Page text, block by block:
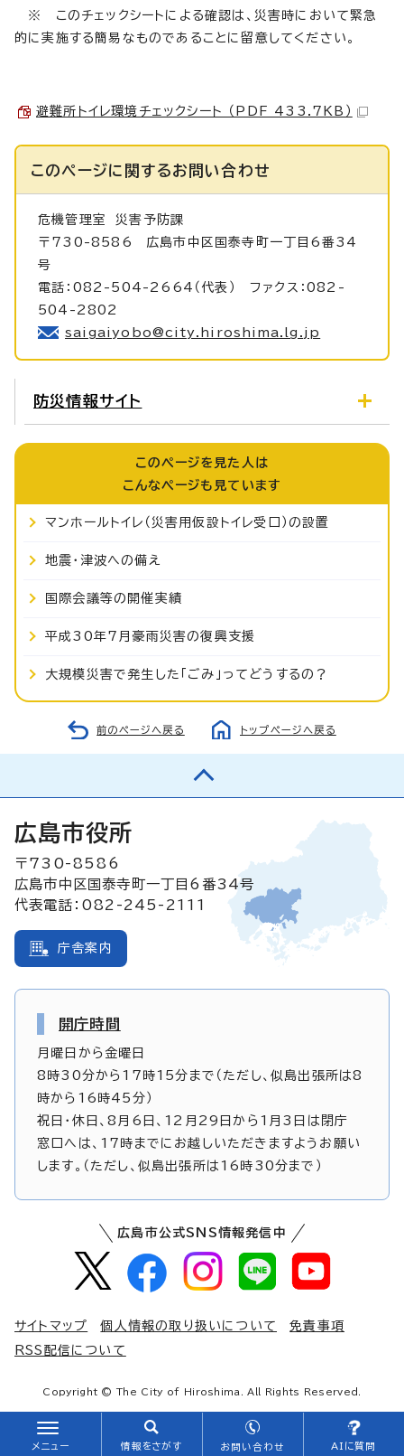
※ このチェックシートによる確認は、災害時において緊急
的に実施する簡易なものであることに留意してください。
避難所トイレ環境チェックシート （PDF 433.7KB）
このページに関するお問い合わせ
危機管理室 災害予防課
〒730-8586 広島市中区国泰寺町一丁目6番34
号
電話：082-504-2664（代表） ファクス：082-
504-2802
saigaiyobo@city.hiroshima.lg.jp
防災情報サイト
このページを見た人は
こんなページも見ています
マンホールトイレ（災害用仮設トイレ受口）の設置
地震・津波への備え
国際会議等の開催実績
平成30年7月豪雨災害の復興支援
大規模災害で発生した「ごみ」ってどうするの？
前のページへ戻る トップページへ戻る
メニュー 情報をさがす お問い合わせ AIに質問
広島市役所
〒730-8586
広島市中区国泰寺町一丁目6番34号
代表電話：082-245-2111
庁舎案内
開庁時間
月曜日から金曜日
8時30分から17時15分まで（ただし、似島出張所は8
時から16時45分）
祝日・休日、8月6日、12月29日から1月3日は閉庁
窓口へは、17時までにお越しいただきますようお願い
します。（ただし、似島出張所は16時30分まで）
広島市公式SNS情報発信中
サイトマップ 個人情報の取り扱いについて
免責事項
RSS配信について
Copyright © The City of Hiroshima. All Rights Reserved.